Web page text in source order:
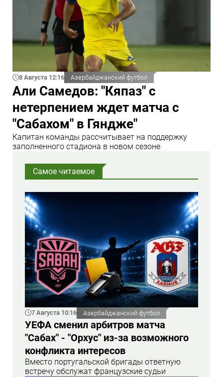
8 Августа 12:16 Азербайджанский футбол
Али Самедов: "Кяпаз" с
нетерпением ждет матча с
"Сабахом" в Гяндже"
Капитан команды рассчитывает на поддержку
заполненного стадиона в новом сезоне
Самое читаемое
7 Августа 10:16 Азербайджанский футбол
УЕФА сменил арбитров матча
"Сабах" - "Орхус" из-за возможного
конфликта интересов
Вместо португальской бригады ответную
встречу обслужат французские судьи